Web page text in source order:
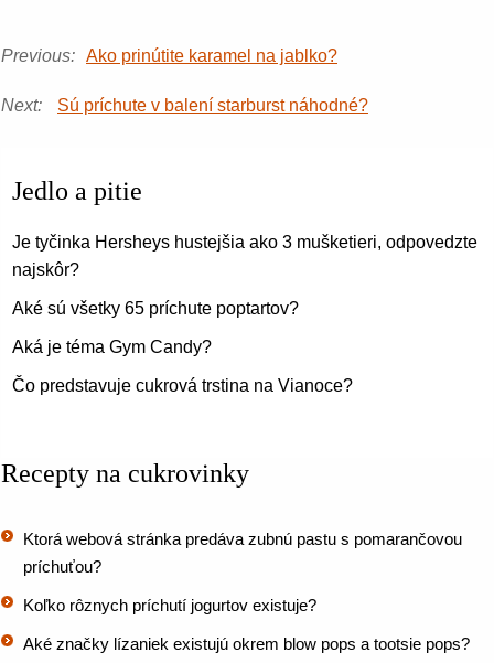
Previous: Ako prinútite karamel na jablko?
Next: Sú príchute v balení starburst náhodné?
Jedlo a pitie
Je tyčinka Hersheys hustejšia ako 3 mušketieri, odpovedzte
najskôr?
Aké sú všetky 65 príchute poptartov?
Aká je téma Gym Candy?
Čo predstavuje cukrová trstina na Vianoce?
Recepty na cukrovinky
Ktorá webová stránka predáva zubnú pastu s pomarančovou
príchuťou?
Koľko rôznych príchutí jogurtov existuje?
Aké značky lízaniek existujú okrem blow pops a tootsie pops?